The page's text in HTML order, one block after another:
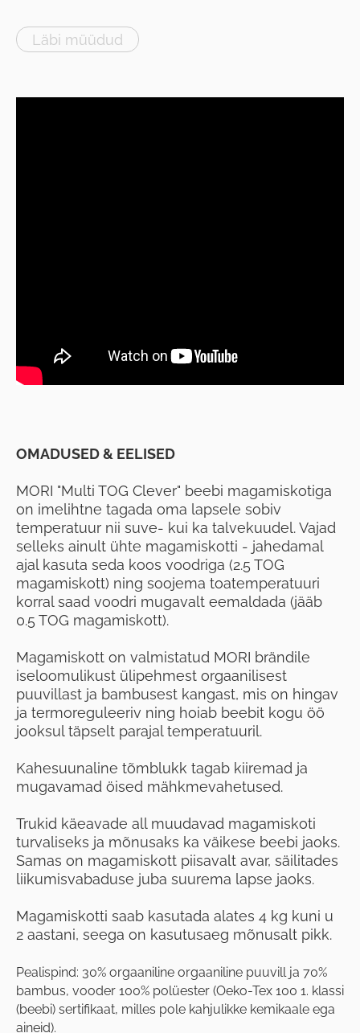
Läbi müüdud
OMADUSED & EELISED
MORI "Multi TOG Clever" beebi magamiskotiga
on imelihtne tagada oma lapsele sobiv
temperatuur nii suve- kui ka talvekuudel. Vajad
selleks ainult ühte magamiskotti - jahedamal
ajal kasuta seda koos voodriga (2.5 TOG
magamiskott) ning soojema toatemperatuuri
korral saad voodri mugavalt eemaldada (jääb
0.5 TOG magamiskott).
Magamiskott on valmistatud MORI brändile
iseloomulikust ülipehmest orgaanilisest
puuvillast ja bambusest kangast, mis on hingav
ja termoreguleeriv ning hoiab beebit kogu öö
jooksul täpselt parajal temperatuuril.
Kahesuunaline tõmblukk tagab kiiremad ja
mugavamad öised mähkmevahetused.
Trukid käeavade all muudavad magamiskoti
turvaliseks ja mõnusaks ka väikese beebi jaoks.
Samas on magamiskott piisavalt avar, säilitades
liikumisvabaduse juba suurema lapse jaoks.
Magamiskotti saab kasutada alates 4 kg kuni u
2 aastani, seega on kasutusaeg mõnusalt pikk.
Pealispind: 30% orgaaniline orgaaniline puuvill ja 70%
bambus, vooder 100% polüester (Oeko-Tex 100 1. klassi
(beebi) sertifikaat, milles pole kahjulikke kemikaale ega
aineid).